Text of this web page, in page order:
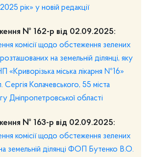
рік» у новій редакції
№ 162-р від 02.09.2025:
комісії щодо обстеження зелених
на земельній ділянці, яку
«Криворізька міська лікарня №16»
Колачевського, 55 міста
Дніпропетровської області
№ 163-р від 02.09.2025:
комісії щодо обстеження зелених
земельній ділянці ФОП Бутенко В.О.